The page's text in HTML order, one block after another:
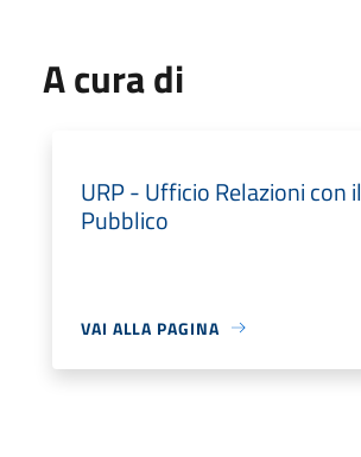
A cura di
URP - Ufficio Relazioni con il
Pubblico
VAI ALLA PAGINA